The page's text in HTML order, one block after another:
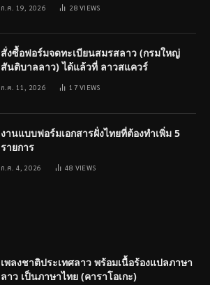
ก.ค. 19, 2026 28VIEWS
สั่งซื้อฟอร์มจดทะเบียนสมรสลาว (กรมใหญ่
สันติบาลลาว) ได้แล้วที่ ลาวสแควร์
ก.ค. 11, 2026 17VIEWS
งานแบบฟอร์มเอกสารฝั่งไทยที่ต้องทำเพิ่ม 5
รายการ
ก.ค. 4, 2026 48 VIEWS
เพลงชาติประเทศลาว พร้อมเนื้อร้องแปลภาษา
ลาว เป็นภาษาไทย (คาราโอเกะ)